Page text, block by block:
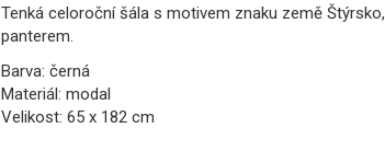
Tenká celoroční šála s motivem znaku země Štýrsko,
panterem.
Barva: černá
Materiál: modal
Velikost: 65 x 182 cm